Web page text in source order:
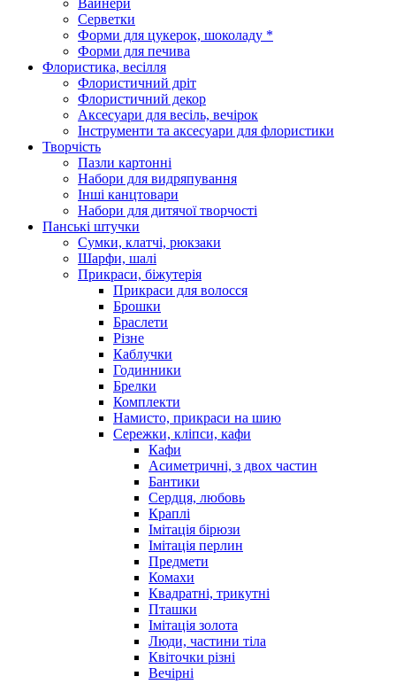
Серветки
Форми для цукерок, шоколаду *
Форми для печива
Флористика, весілля
Флористичний дріт
Флористичний декор
Аксесуари для весіль, вечірок
Інструменти та аксесуари для флористики
Творчість
Пазли картонні
Набори для видряпування
Інші канцтовари
Набори для дитячої творчості
Панські штучки
Сумки, клатчі, рюкзаки
Шарфи, шалі
Прикраси, біжутерія
Прикраси для волосся
Брошки
Браслети
Різне
Каблучки
Годинники
Брелки
Комплекти
Намисто, прикраси на шию
Сережки, кліпси, кафи
Кафи
Асиметричні, з двох частин
Бантики
Сердця, любовь
Краплі
Імітація бірюзи
Імітація перлин
Предмети
Комахи
Квадратні, трикутні
Пташки
Імітація золота
Люди, частини тіла
Квіточки різні
Вечірні